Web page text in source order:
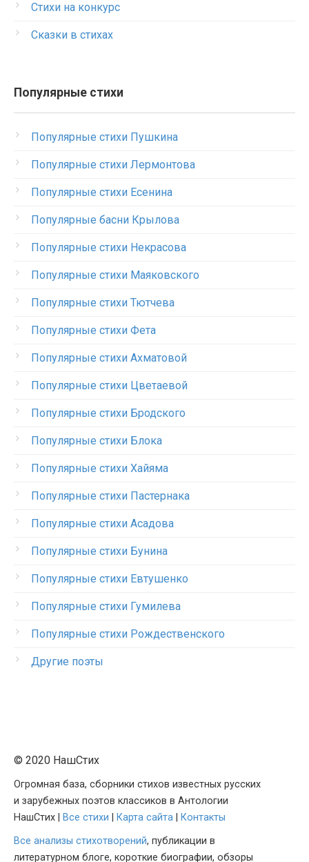
Стихи на конкурс
Сказки в стихах
Популярные стихи
Популярные стихи Пушкина
Популярные стихи Лермонтова
Популярные стихи Есенина
Популярные басни Крылова
Популярные стихи Некрасова
Популярные стихи Маяковского
Популярные стихи Тютчева
Популярные стихи Фета
Популярные стихи Ахматовой
Популярные стихи Цветаевой
Популярные стихи Бродского
Популярные стихи Блока
Популярные стихи Хайяма
Популярные стихи Пастернака
Популярные стихи Асадова
Популярные стихи Бунина
Популярные стихи Евтушенко
Популярные стихи Гумилева
Популярные стихи Рождественского
Другие поэты
© 2020 НашСтих
Огромная база, сборники стихов известных русских
и зарубежных поэтов классиков в Антологии
НашСтих |
Все стихи Карта сайта
Контакты
Все анализы стихотворений, публикации в
литературном блоге, короткие биографии, обзоры